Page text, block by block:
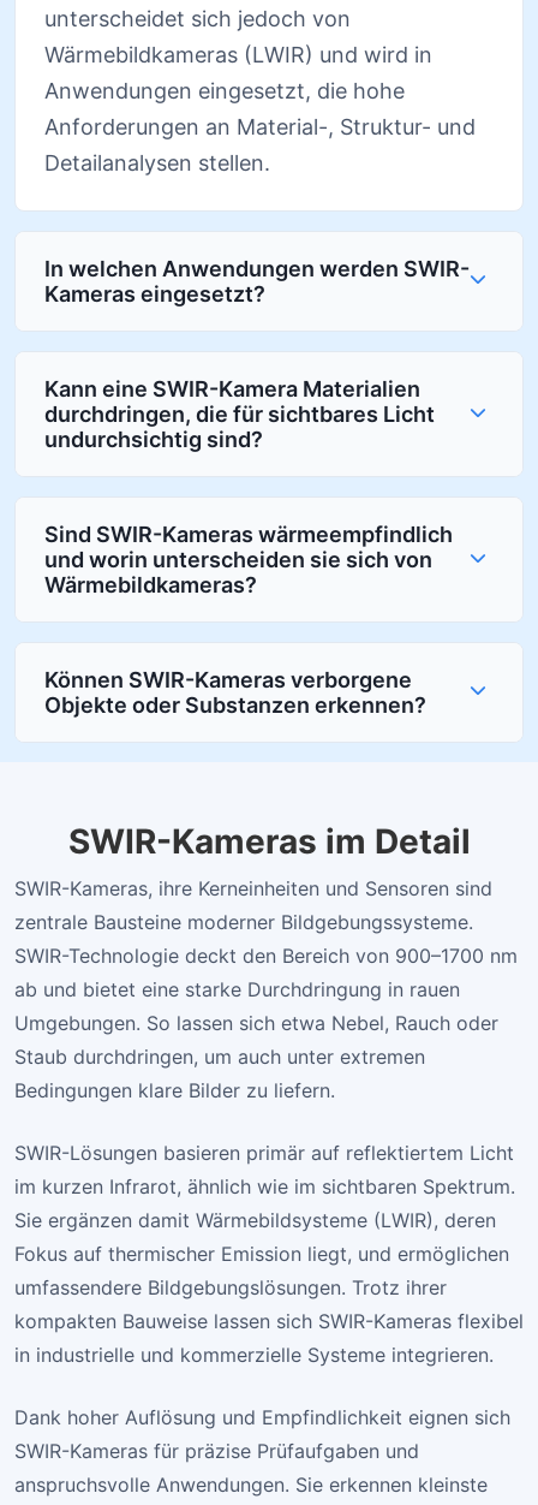
unterscheidet sich jedoch von
Wärmebildkameras (LWIR) und wird in
Anwendungen eingesetzt, die hohe
Anforderungen an Material-, Struktur- und
Detailanalysen stellen.
In welchen Anwendungen werden SWIR-
Kameras eingesetzt?
Kann eine SWIR-Kamera Materialien
durchdringen, die für sichtbares Licht
undurchsichtig sind?
Sind SWIR-Kameras wärmeempfindlich
und worin unterscheiden sie sich von
Wärmebildkameras?
Können SWIR-Kameras verborgene
Objekte oder Substanzen erkennen?
SWIR-Kameras im Detail
SWIR-Kameras, ihre Kerneinheiten und Sensoren sind
zentrale Bausteine moderner Bildgebungssysteme.
SWIR-Technologie deckt den Bereich von 900–1700 nm
ab und bietet eine starke Durchdringung in rauen
Umgebungen. So lassen sich etwa Nebel, Rauch oder
Staub durchdringen, um auch unter extremen
Bedingungen klare Bilder zu liefern.
SWIR-Lösungen basieren primär auf reflektiertem Licht
im kurzen Infrarot, ähnlich wie im sichtbaren Spektrum.
Sie ergänzen damit Wärmebildsysteme (LWIR), deren
Fokus auf thermischer Emission liegt, und ermöglichen
umfassendere Bildgebungslösungen. Trotz ihrer
kompakten Bauweise lassen sich SWIR-Kameras flexibel
in industrielle und kommerzielle Systeme integrieren.
Dank hoher Auflösung und Empfindlichkeit eignen sich
SWIR-Kameras für präzise Prüfaufgaben und
anspruchsvolle Anwendungen. Sie erkennen kleinste